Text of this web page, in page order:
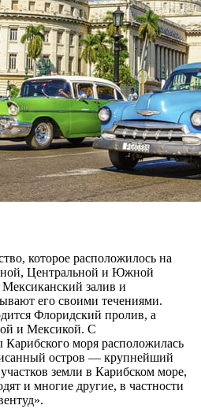
которое расположилось на
Центральной и Южной
залив и
его своими течениями.
Флоридский пролив, а
и Мексикой. С
моря расположилась
остров — крупнейший
земли в Карибском море,
и многие другие, в частности